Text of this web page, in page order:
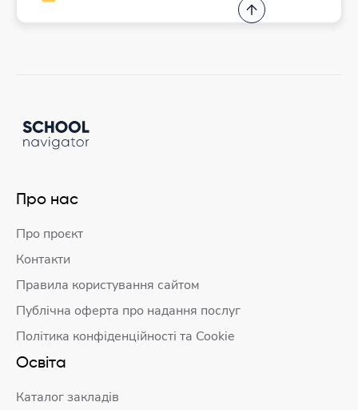
Про нас
Про проєкт
Контакти
Правила користування сайтом
Публічна оферта про надання послуг
Політика конфіденційності та Cookie
Освіта
Каталог закладів